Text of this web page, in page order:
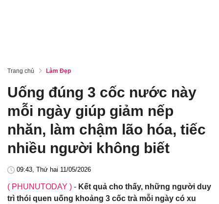
Trang chủ Làm Đẹp
Uống đúng 3 cốc nước này
mỗi ngày giúp giảm nếp
nhăn, làm chậm lão hóa, tiếc
nhiều người không biết
09:43, Thứ hai 11/05/2026
( PHUNUTODAY ) - Kết quả cho thấy, những người duy
trì thói quen uống khoảng 3 cốc trà mỗi ngày có xu